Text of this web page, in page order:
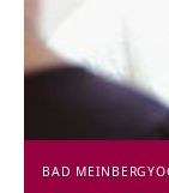
BAD MEINBERG